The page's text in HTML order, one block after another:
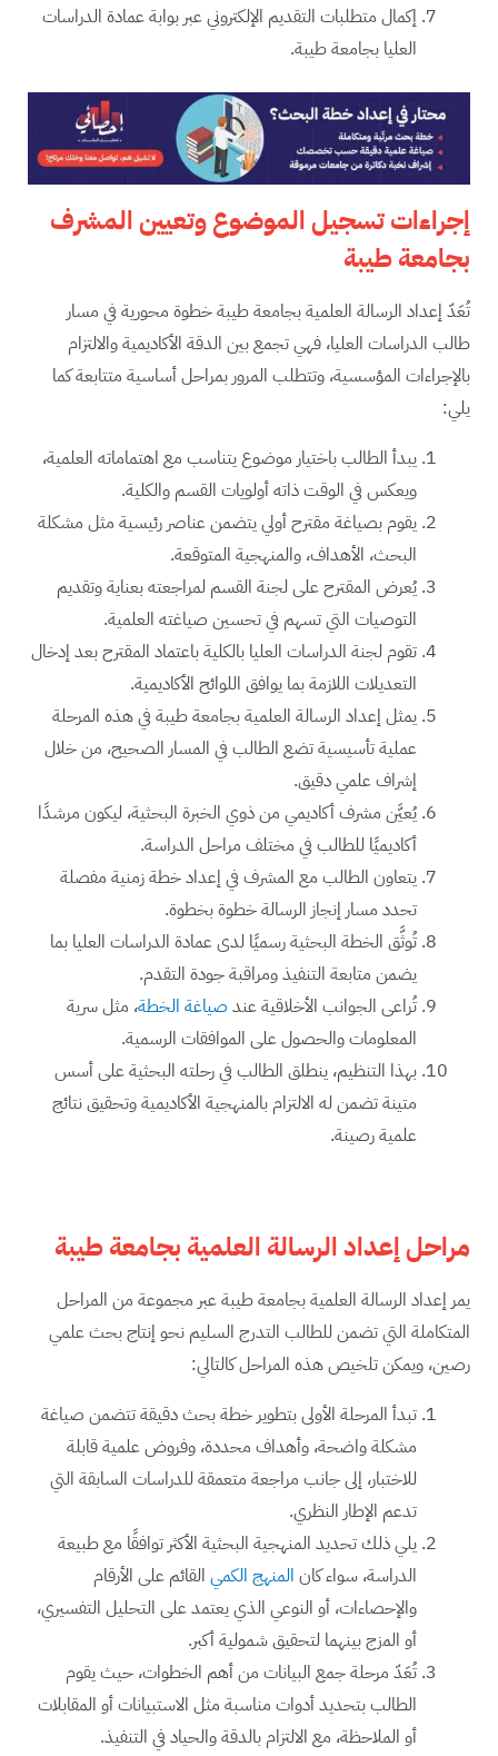
إكمال متطلبات التقديم الإلكتروني عبر بوابة عمادة الدراسات
العليا بجامعة طيبة.
إجراءات تسجيل الموضوع وتعيين المشرف
بجامعة طيبة
تُعَدّ إعداد الرسالة العلمية بجامعة طيبة خطوة محورية في مسار
طالب الدراسات العليا، فهي تجمع بين الدقة الأكاديمية والالتزام
بالإجراءات المؤسسية، وتتطلب المرور بمراحل أساسية متتابعة كما
يلي:
يبدأ الطالب باختيار موضوع يتناسب مع اهتماماته العلمية،
ويعكس في الوقت ذاته أولويات القسم والكلية.
يقوم بصياغة مقترح أولي يتضمن عناصر رئيسية مثل مشكلة
البحث، الأهداف، والمنهجية المتوقعة.
يُعرض المقترح على لجنة القسم لمراجعته بعناية وتقديم
التوصيات التي تسهم في تحسين صياغته العلمية.
تقوم لجنة الدراسات العليا بالكلية باعتماد المقترح بعد إدخال
التعديلات اللازمة بما يوافق اللوائح الأكاديمية.
يمثل إعداد الرسالة العلمية بجامعة طيبة في هذه المرحلة
عملية تأسيسية تضع الطالب في المسار الصحيح، من خلال
إشراف علمي دقيق.
يُعيَّن مشرف أكاديمي من ذوي الخبرة البحثية، ليكون مرشدًا
أكاديميًا للطالب في مختلف مراحل الدراسة.
يتعاون الطالب مع المشرف في إعداد خطة زمنية مفصلة
تحدد مسار إنجاز الرسالة خطوة بخطوة.
تُوثَّق الخطة البحثية رسميًا لدى عمادة الدراسات العليا بما
يضمن متابعة التنفيذ ومراقبة جودة التقدم.
تُراعى الجوانب الأخلاقية عند صياغة الخطة، مثل سرية
المعلومات والحصول على الموافقات الرسمية.
بهذا التنظيم، ينطلق الطالب في رحلته البحثية على أسس
متينة تضمن له الالتزام بالمنهجية الأكاديمية وتحقيق نتائج
علمية رصينة.
مراحل إعداد الرسالة العلمية بجامعة طيبة
يمر إعداد الرسالة العلمية بجامعة طيبة عبر مجموعة من المراحل
المتكاملة التي تضمن للطالب التدرج السليم نحو إنتاج بحث علمي
رصين، ويمكن تلخيص هذه المراحل كالتالي:
تبدأ المرحلة الأولى بتطوير خطة بحث دقيقة تتضمن صياغة
مشكلة واضحة، وأهداف محددة، وفروض علمية قابلة
للاختبار، إلى جانب مراجعة متعمقة للدراسات السابقة التي
تدعم الإطار النظري.
يلي ذلك تحديد المنهجية البحثية الأكثر توافقًا مع طبيعة
الدراسة، سواء كان المنهج الكمي القائم على الأرقام
والإحصاءات، أو النوعي الذي يعتمد على التحليل التفسيري،
أو المزج بينهما لتحقيق شمولية أكبر.
تُعَدّ مرحلة جمع البيانات من أهم الخطوات، حيث يقوم
الطالب بتحديد أدوات مناسبة مثل الاستبيانات أو المقابلات
أو الملاحظة، مع الالتزام بالدقة والحياد في التنفيذ.